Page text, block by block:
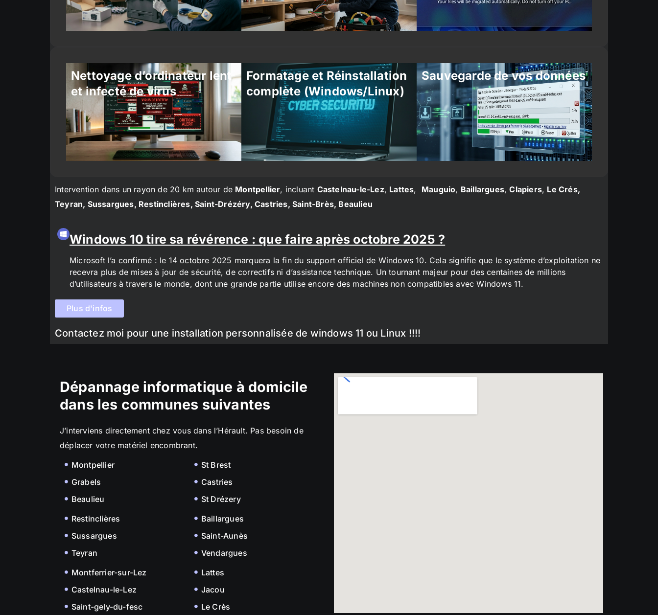
Nettoyage d’ordinateur lent
et infecté de virus
Formatage et Réinstallation
complète (Windows/Linux)
Sauvegarde de vos données
Intervention dans un rayon de 20 km autour de Montpellier, incluant Castelnau-le-Lez, Lattes, Mauguio, Baillargues,Clapiers, Le Crés,
Teyran, Sussargues, Restinclières, Saint-Drézéry, Castries, Saint-Brès, Beaulieu
Windows 10 tire sa révérence : que faire après octobre 2025 ?
Microsoft l’a confirmé : le 14 octobre 2025 marquera la fin du support officiel de Windows 10. Cela signifie que le système d’exploitation ne
recevra plus de mises à jour de sécurité, de correctifs ni d’assistance technique. Un tournant majeur pour des centaines de millions
d’utilisateurs à travers le monde, dont une grande partie utilise encore des machines non compatibles avec Windows 11.
Plus d'infos
Contactez moi pour une installation personnalisée de windows 11 ou Linux !!!!
Dépannage informatique à domicile
dans les communes suivantes
J’interviens directement chez vous dans l’Hérault. Pas besoin de
déplacer votre matériel encombrant.
Montpellier
Grabels
Beaulieu
St Brest
Castries
St Drézery
Restinclières
Sussargues
Teyran
Baillargues
Saint-Aunès
Vendargues
Montferrier-sur-Lez
Castelnau-le-Lez
Saint-gely-du-fesc
Lattes
Jacou
Le Crès